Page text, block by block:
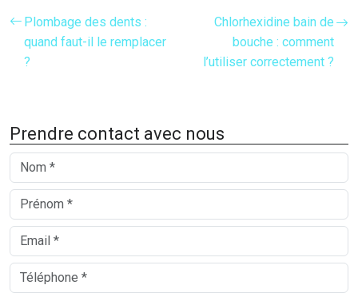
Plombage des dents :
quand faut-il le remplacer
?
Chlorhexidine bain de
bouche : comment
l’utiliser correctement ?
Prendre contact avec nous